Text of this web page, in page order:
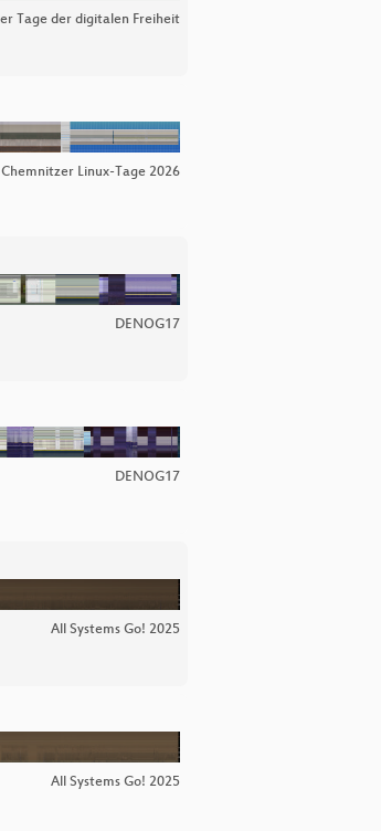
Tage der digitalen Freiheit
Chemnitzer Linux-Tage 2026
DENOG17
DENOG17
All Systems Go! 2025
All Systems Go! 2025